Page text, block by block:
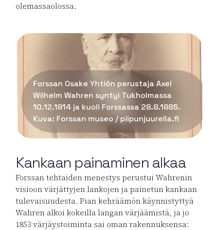
olemassaolossa.
Forssan Osake Yhtiön perustaja Axel
Wilhelm Wahren syntyi Tukholmassa
10.12.1814 ja kuoli Forssassa 28.8.1885.
Kuva: Forssan museo / piipunjuurella.fi
Kankaan painaminen alkaa
Forssan tehtaiden menestys perustui Wahrenin
visioon värjättyjen lankojen ja painetun kankaan
tulevaisuudesta. Pian kehräämön käynnistyttyä
Wahren alkoi kokeilla langan värjäämistä, ja jo
1853 värjäystoiminta sai oman rakennuksensa: